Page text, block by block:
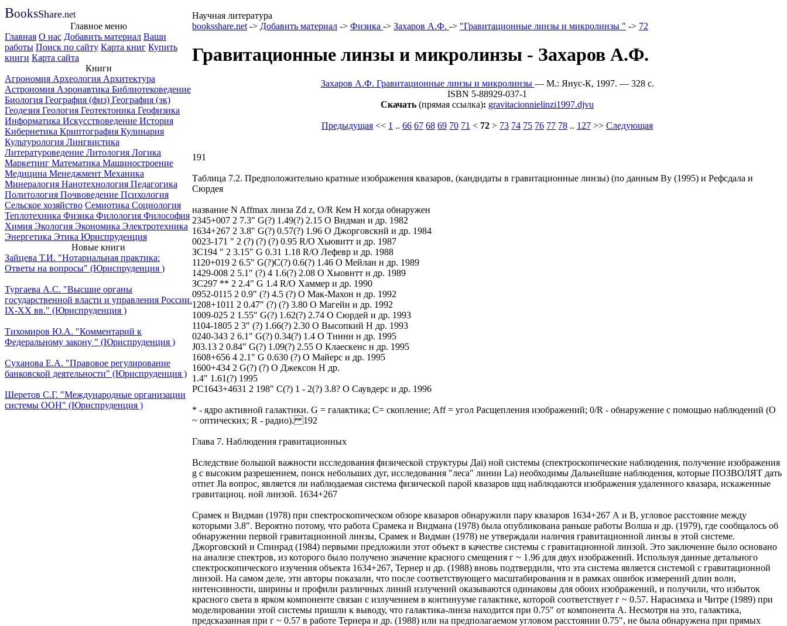
BooksShare.net
Научная литература
Главное меню
Главная О нас Добавить материал Ваши
работы Поиск по сайту Карта книг Купить
книги Карта сайта
Книги
Агрономия Археология Архитектура
Астрономия Аэронавтика Библиотековедение
Биология География (физ) География (эк)
Геодезия Геология Геотектоника Геофизика
Информатика Искусствоведение История
Кибернетика Криптография Кулинария
Культурология Лингвистика
Литературоведение Литология Логика
Маркетинг Математика Машиностроение
Медицина Менеджмент Механика
Минералогия Нанотехнология Педагогика
Политология Почвоведение Психология
Сельское хозяйство Семиотика Социология
Теплотехника Физика Филология Философия
Химия Экология Экономика Электротехника
Энергетика Этика Юриспруденция
Новые книги
Зайцева Т.И. "Нотариальная практика:
Ответы на вопросы" (Юриспруденция )
Тургаева А.С. "Высшие органы
государственной власти и управления России.
IХ-ХХ вв." (Юриспруденция )
Тихомиров Ю.А. "Комментарий к
Федеральному закону " (Юриспруденция )
Суханова Е.А. "Правовое регулирование
банковской деятельности" (Юриспруденция )
Шеретов С.Г. "Международные организации
системы ООН" (Юриспруденция )
booksshare.net -> Добавить материал -> Физика -> Захаров А.Ф. -> "Гравитационные линзы и микролинзы " -> 72
Гравитационные линзы и микролинзы - Захаров А.Ф.
Захаров А.Ф. Гравитационные линзы и микролинзы — M.: Янус-К, 1997. — 328 c.
ISBN 5-88929-037-1
Скачать (прямая ссылка): gravitacionnielinzi1997.djvu
Предыдущая << 1 .. 66 67 68 69 70 71 < 72 > 73 74 75 76 77 78 .. 127 >> Следующая
191
Таблица 7.2. Предположительно кратные изображения квазаров, (кандидаты в гравитационные линзы) (по данным By (1995) и Рефсдала и
Сюрдея
название N Affmax линза Zd z, O/R Кем H когда обнаружен
2345+007 2 7.3" G(?) 1.49(?) 2.15 O Вндман и др. 1982
1634+267 2 3.8" G(?) 0.57(?) 1.96 O Джорговскнй и др. 1984
0023-171 " 2 (?) (?) (?) 0.95 R/O Хьювитт и др. 1987
ЗС194 " 2 3.15" G 0.31 1.18 R/O Лефевр и др. 1988
1120+019 2 6.5" G(?)C(?) 0.6(?) 1.46 O Мейлан н др. 1989
1429-008 2 5.1" (?) 4 1.6(?) 2.08 O Хыовнтт н др. 1989
ЗС297 ** 2 2.4" G 1.4 R/O Хаммер и др. 1990
0952-0115 2 0.9" (?) 4.5 (?) O Мак-Махон н др. 1992
1208+1011 2 0.47" (?) (?) 3.80 O Магейн и др. 1992
1009-025 2 1.55" G(?) 1.62(?) 2.74 O Сюрдей и др. 1993
1104-1805 2 3" (?) 1.66(?) 2.30 O Высопкий H др. 1993
0240-343 2 6.1" G(?) 0.34(?) 1.4 O Тнннн н др. 1995
J03.13 2 0.84" G(?) 1.09(?) 2.55 O Клаескенс н др. 1995
1608+656 4 2.1" G 0.630 (?) O Майерс и др. 1995
1600+434 2 G(?) (?) O Джексон H др.
1.4" 1.61(?) 1995
РС1643+4631 2 198" C(?) 1 - 2(?) 3.8? O Саувдерс и др. 1996
* - ядро активной галактики. G = галактика; C= скопление; Aff = угол Расщепления изображений; 0/R - обнаружение с помощью наблюдений (О
~ оптических; R - радио). 192
Глава 7. Наблюдения гравитационных
Вследствие большой важности исследования физической структуры Даі) ной системы (спектроскопические наблюдения, получение изображения
g с высоким разрешением, поиск небольших дуг, исследования "леса" линии La) необходимы Дальнейшие наблюдения, которые ПОЗВОЛЯТ дать
отпет Jla вопрос, является ли наблюдаемая система физической парой квазаров щщ наблюдаются изображения удаленного квазара, искаженные
гравитациоц. ной линзой. 1634+267
Срамек и Видман (1978) при спектроскопическом обзоре квазаров обнаружили пару квазаров 1634+267 А и В, угловое расстояние между
которыми 3.8". Вероятно потому, что работа Срамека и Видмана (1978) была опубликована раньше работы Волша и др. (1979), где сообщалось об
обнаружении первой гравитационной линзы, Срамек и Видман (1978) не утверждали наличия гравитационной линзы в этой системе.
Джорговский и Спинрад (1984) первыми предложили этот объект в качестве системы с гравитационной линзой. Это заключение было основано
на анализе спектров, из которого было получено значение красного смещения г ~ 1.96 для двух изображений. Используя данные детального
спектроскопического изучения объекта 1634+267, Тернер и др. (1988) вновь подтвердили, что эта система является системой с гравитационной
линзой. На самом деле, эти авторы показали, что после соответствующего масштабирования и в рамках ошибок измерений длин волн,
интенсивности, ширины и профили различных линий излучений оказываются одинаковы для обоих изображений, и получили, что избыток
красного света в ярком компоненте связан с излучением в континууме галактике, которой соответствует г ~ 0.57. Нарасимха и Читре (1989) при
моделировании этой системы пришли к выводу, что галактика-линза находится при 0.75" от компонента А. Несмотря на это, галактика,
предсказанная при г ~ 0.57 в работе Тернера и др. (1988) или на предполагаемом угловом расстоянии 0.75", не была обнаружена при прямых